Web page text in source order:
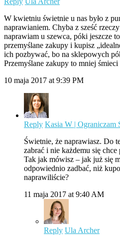
W kwietniu świetnie u nas było z
naprawianiem. Chyba z sześć
naprawiam u szewca, póki jeszcze
przemyślane zakupy i kupisz
ich pozbywać, bo na sklepowych
Przemyślane zakupy to mniej śmieci
10 maja 2017 at 9:39 PM
Reply Kasia W | Ograniczam
Świetnie, że naprawiasz. Do
zabrać i nie każdemu się
Tak jak mówisz – jak już się
odpowiednio zadbać, niż
naprawiliście?
11 maja 2017 at 9:40 AM
Reply Ula Archer